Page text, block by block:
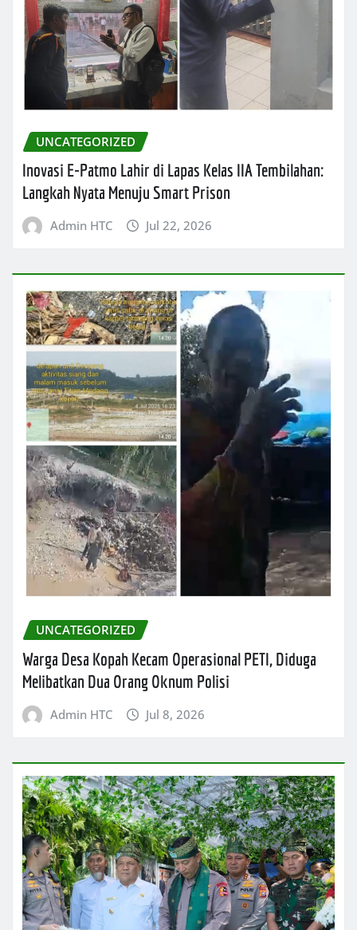
UNCATEGORIZED
Inovasi E-Patmo Lahir di Lapas Kelas IIA Tembilahan:
Langkah Nyata Menuju Smart Prison
Admin HTC Jul 22, 2026
UNCATEGORIZED
Warga Desa Kopah Kecam Operasional PETI, Diduga
Melibatkan Dua Orang Oknum Polisi
Admin HTC Jul 8, 2026